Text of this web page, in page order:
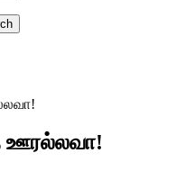
ஊரல்லவா!